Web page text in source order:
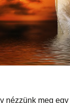
nézzünk meg